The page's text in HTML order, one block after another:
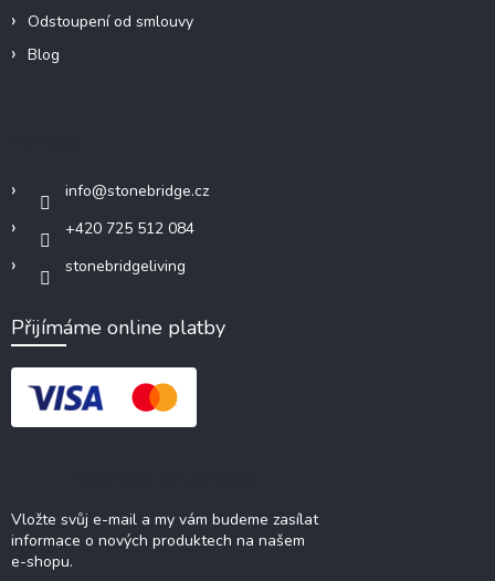
Odstoupení od smlouvy
Blog
info@stonebridge.cz
+420 725 512 084
stonebridgeliving
Přijímáme online platby
Vložte svůj e-mail a my vám budeme zasílat
informace o nových produktech na našem
e-shopu.